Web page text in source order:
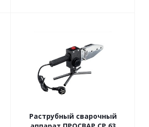
Раструбный сварочный